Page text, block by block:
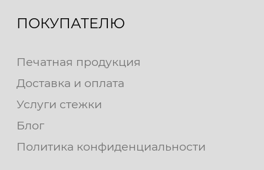
ПОКУПАТЕЛЮ
Печатная продукция
Доставка и оплата
Услуги стежки
Блог
Политика конфиденциальности